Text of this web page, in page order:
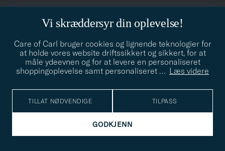
Vi skræddersyr din oplevelse!
Care of Carl bruger cookies og lignende teknologier for
at holde vores website driftssikkert og sikkert, for at
måle ydeevnen og for at levere en personaliseret
shoppingoplevelse samt personaliseret … Læs videre
TILLAT NØDVENDIGE TILPASS
GODKJENN
STILRÅDGIVNING
© Care of Carl 2026